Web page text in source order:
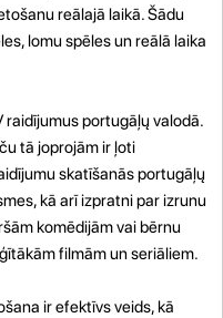
reālajā laikā. Šādu
lomu spēles un reālā laika
raidījumus portugāļų valodā.
tā joprojām ir ļoti
skatīšanās portugāļų
kā arī izpratni par izrunu
komēdijām vai bērnu
filmām un seriāliem.
ir efektīvs veids, kā